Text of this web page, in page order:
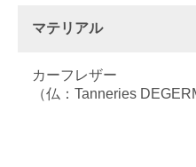
マテリアル
カーフレザー
（仏：Tanneries